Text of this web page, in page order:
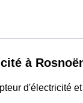
à
d'électricité